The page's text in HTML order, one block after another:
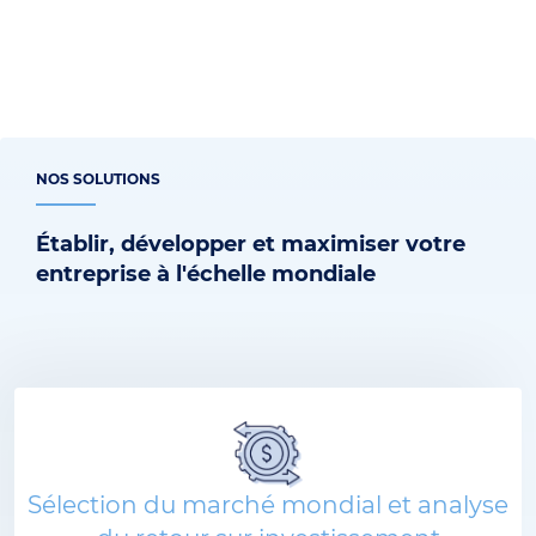
NOS SOLUTIONS
Établir, développer et maximiser votre
entreprise à l'échelle mondiale
Sélection du marché mondial et analyse